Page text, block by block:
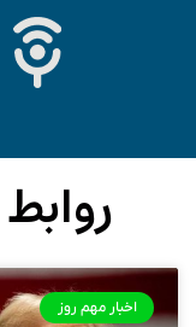
اخبار مهم روز